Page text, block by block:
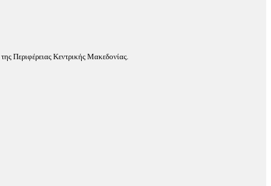
Περιφέρειας Κεντρικής Μακεδονίας.